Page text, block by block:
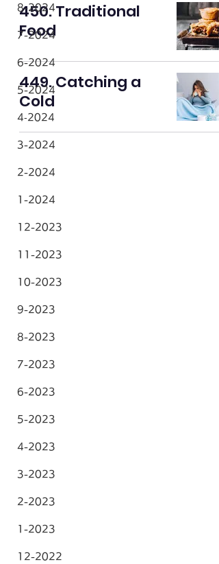
8-2024
7-2024
6-2024
5-2024
4‐2024
3-2024
2-2024
1-2024
12-2023
11-2023
10-2023
9-2023
8-2023
7-2023
6-2023
5-2023
4-2023
3-2023
2-2023
1-2023
12-2022
450. Traditional
Food
449. Catching a
Cold